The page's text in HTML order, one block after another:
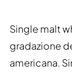
Single malt
gradazione
americana.